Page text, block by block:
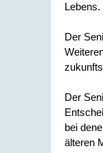
Lebens.
Der
Der
bei
älteren